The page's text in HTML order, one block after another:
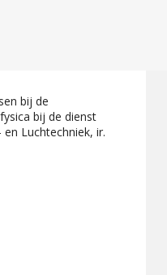
bij de
bij de dienst
Luchtechniek, ir.